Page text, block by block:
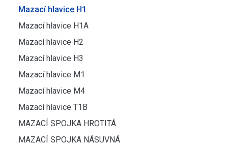
Mazací hlavice H1
Mazací hlavice H1A
Mazací hlavice H2
Mazací hlavice H3
Mazací hlavice M1
Mazací hlavice M4
Mazací hlavice T1B
MAZACÍ SPOJKA HROTITÁ
MAZACÍ SPOJKA NÁSUVNÁ